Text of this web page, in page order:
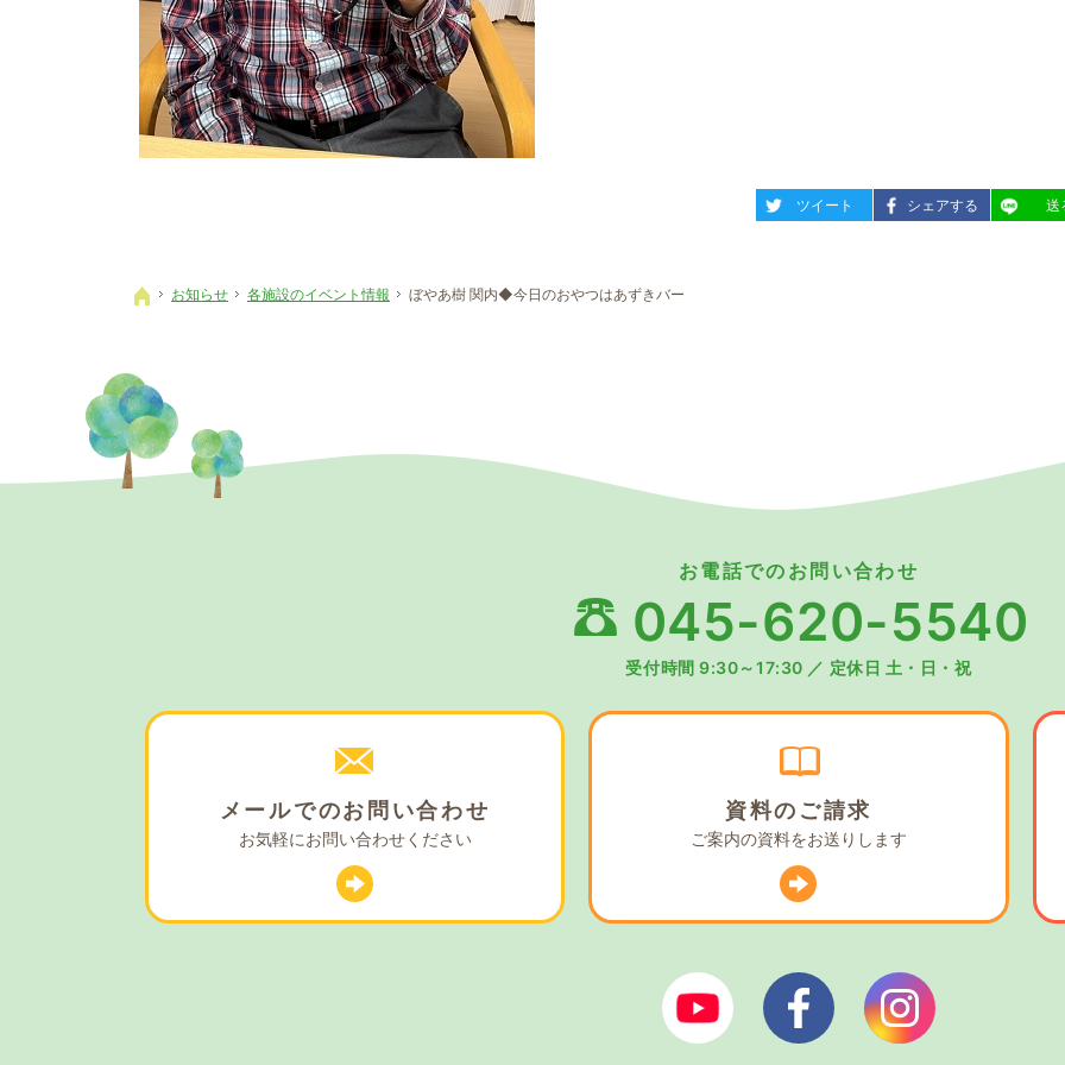
entry1066
ツイート entry1066
シェアする 送
ホーム
お知らせ 各施設のイベント情報 ぼやあ樹 関内◆今日のおやつはあずきバー
お電話でのお問い合わせ
045-620-5540
受付時間 9:30～17:30 ／ 定休日 土・日・祝
メールでのお問い合わせ
お気軽にお問い合わせください
資料の ご請求
ご案内の資料をお送りします
ぼやあ樹Youtubeシェルパフェイスブック